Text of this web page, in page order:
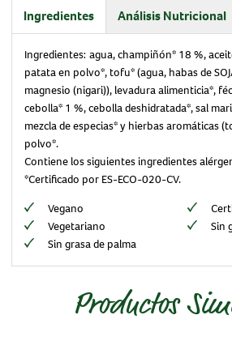
Ingredientes Análisis Nutricional
Ingredientes: agua, champiñón* 18 %,
patata en polvo*, tofu* (agua, habas de
magnesio (nigari)), levadura alimenticia*,
cebolla* 1 %, cebolla deshidratada*, sal
mezcla de especias* y hierbas aromáticas
polvo*.
Contiene los siguientes ingredientes
*Certificado por ES-ECO-020-CV.
Vegano
Vegetariano
Sin grasa de palma
Sin
Productos